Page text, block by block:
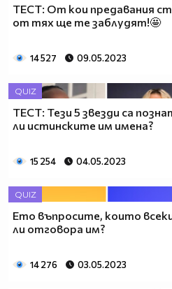
ТЕСТ: От кои предавания
от тях ще те заблудят!🤩
14 527 09.05.2023
QUIZ
ТЕСТ: Тези 5 звезди са
ли истинските им имена?
15 254 04.05.2023
QUIZ
Ето въпросите, които
ли отговора им?
14 276 03.05.2023